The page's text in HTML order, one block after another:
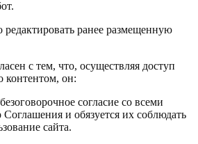
редактировать ранее размещенную
с тем, что, осуществляя доступ
контентом, он:
согласие со всеми
и обязуется их соблюдать
сайта.